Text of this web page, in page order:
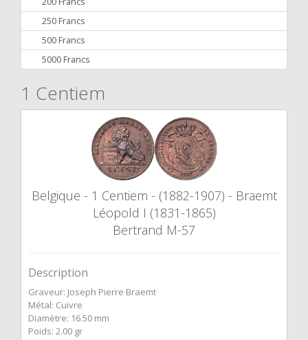
250 Francs
500 Francs
5000 Francs
1 Centiem
Belgique - 1 Centiem - (1882-1907) - Braemt
Léopold I (1831-1865)
Bertrand M-57
Description
Graveur: Joseph Pierre Braemt
Métal: Cuivre
Diamètre: 16.50 mm
Poids: 2.00 gr